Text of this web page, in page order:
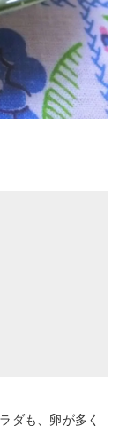
ダも、卵が多く